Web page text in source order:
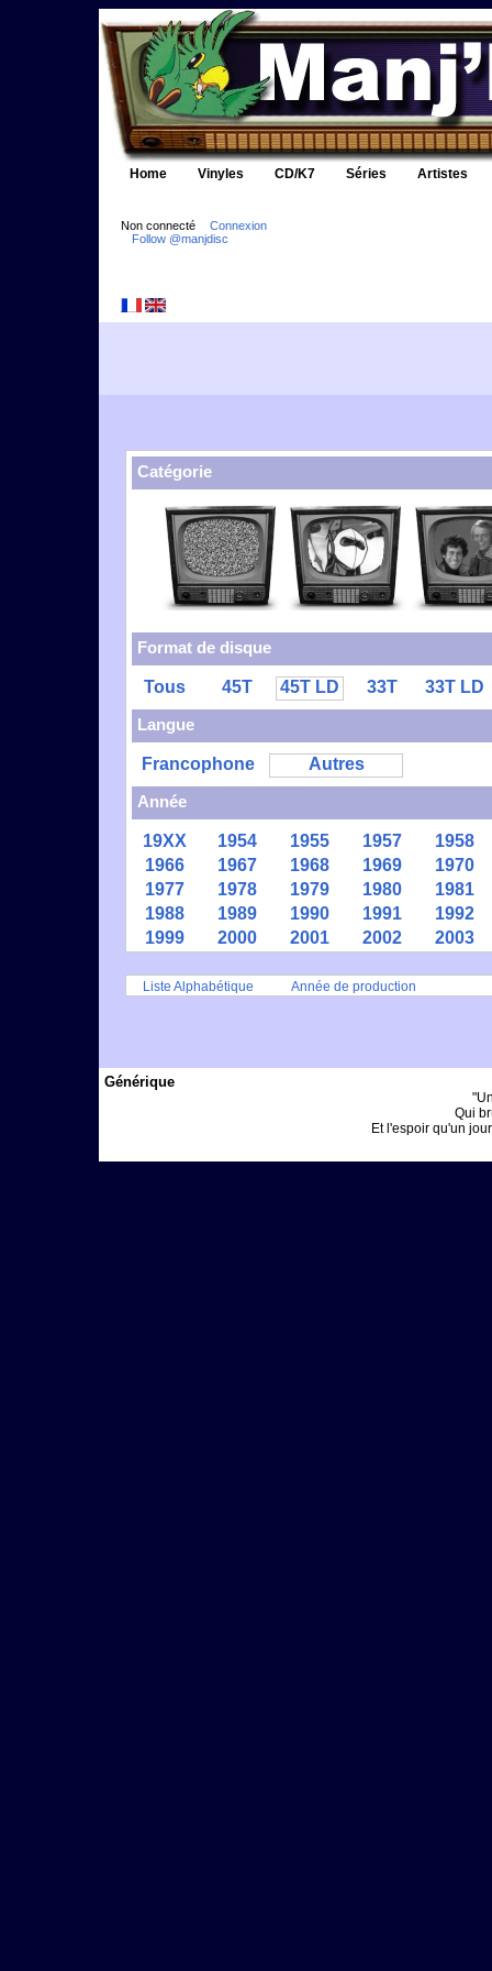
Home Vinyles CD/K7 Séries Artistes
Non connecté
Connexion
Follow @manjdisc
Catégorie
Format de disque
Tous 45T 45T LD 33T
33T LD
Langue
Francophone
Autres
Année
19XX 1954 1955 1957
1958
1966
1967 1968 1969
1970
1977
1978 1979 1980
1981
1988
1989 1990 1991
1992
1999
2000 2001 2002 2003
Liste Alphabétique Année de production
Générique
Qui
Et l'espoir qu'un